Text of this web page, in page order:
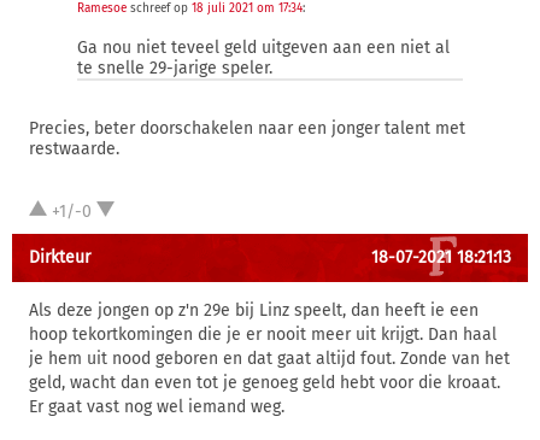
Ramesoe schreef op 18 juli 2021 om 17:34:
Ga nou niet teveel geld uitgeven aan een niet al
te snelle 29-jarige speler.
Precies, beter doorschakelen naar een jonger talent met
restwaarde.
+1/-0
Dirkteur 18-07-2021 18:21:13
Als deze jongen op z'n 29e bij Linz speelt, dan heeft ie een
hoop tekortkomingen die je er nooit meer uit krijgt. Dan haal
je hem uit nood geboren en dat gaat altijd fout. Zonde van het
geld, wacht dan even tot je genoeg geld hebt voor die kroaat.
Er gaat vast nog wel iemand weg.